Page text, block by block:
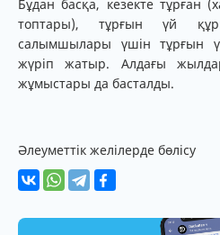
Бұдан басқа, кезекте тұрған
топтары), тұрғын үй
салымшылары үшін тұрғын
жүріп жатыр. Алдағы
жұмыстары да басталды.
Әлеуметтік желілерде бөлісу